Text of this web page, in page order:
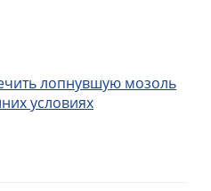
лопнувшую мозоль
условиях